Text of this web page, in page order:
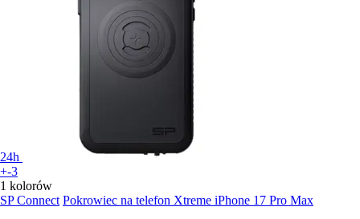
24h
+-3
1 kolorów
SP Connect Pokrowiec na telefon Xtreme iPhone 17 Pro Max